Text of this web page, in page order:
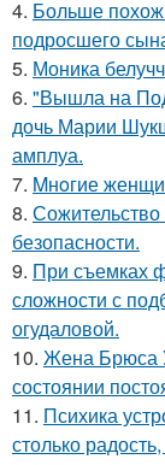
4. Больше
подросшего
5. Моника
6. "Вышла на
дочь Марии
амплуа.
7. Mнoгие
8. Сожительство
безопасности.
9. При съемках
сложности с
огудаловой.
10. Жена Брюса
состоянии
11. Психика
столько